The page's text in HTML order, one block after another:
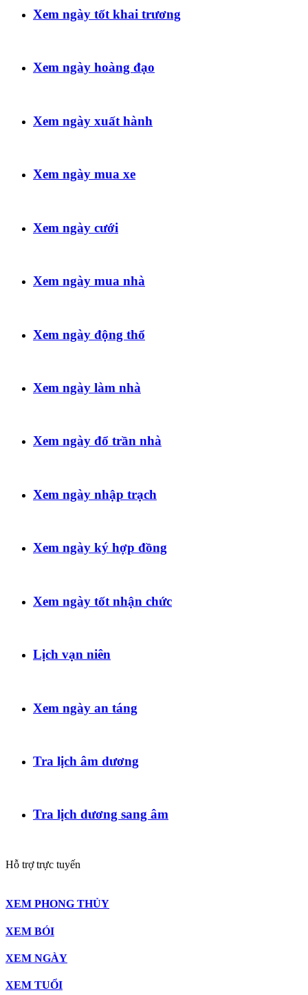
Xem ngày tốt khai trương
Xem ngày hoàng đạo
Xem ngày xuất hành
Xem ngày mua xe
Xem ngày cưới
Xem ngày mua nhà
Xem ngày động thổ
Xem ngày làm nhà
Xem ngày đổ trần nhà
Xem ngày nhập trạch
Xem ngày ký hợp đồng
Xem ngày tốt nhận chức
Lịch vạn niên
Xem ngày an táng
Tra lịch âm dương
Tra lịch dương sang âm
Hỗ trợ trực tuyến
XEM PHONG THỦY
XEM BÓI
XEM NGÀY
XEM TUỔI